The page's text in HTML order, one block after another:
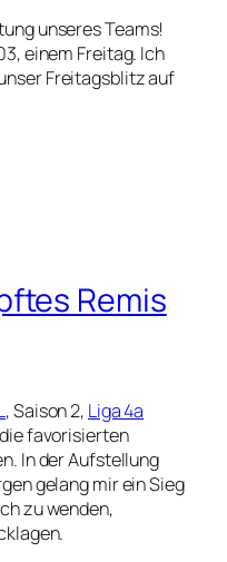
unseres Teams!
einem Freitag. Ich
Freitagsblitz auf
Remis
, Saison 2, Liga 4a
favorisierten
In der Aufstellung
gelang mir ein Sieg
zu wenden,